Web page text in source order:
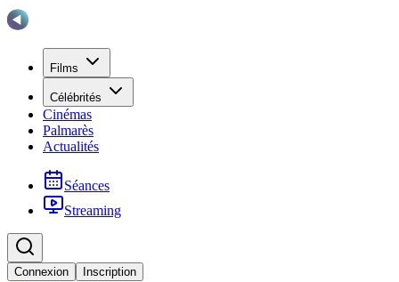
Films
Célébrités
Cinémas
Palmarès
Actualités
Séances
Streaming
Connexion Inscription